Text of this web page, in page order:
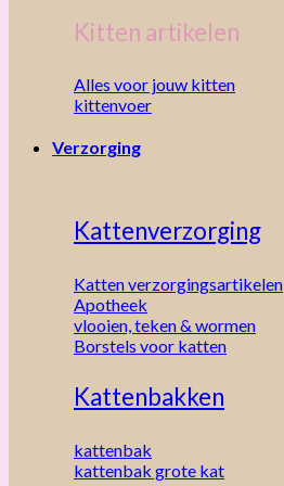
Kitten artikelen
Alles voor jouw kitten
kittenvoer
Verzorging
Kattenverzorging
Katten verzorgingsartikelen
Apotheek
vlooien, teken & wormen
Borstels voor katten
Kattenbakken
kattenbak
kattenbak grote kat